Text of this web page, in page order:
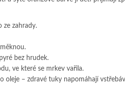
ze zahrady.
bez hrudek.
ve které se mrkev vařila.
oleje – zdravé tuky napomáhají